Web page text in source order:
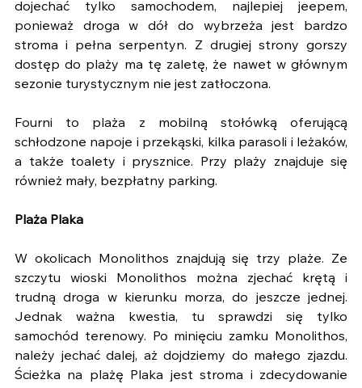
dojechać tylko samochodem, najlepiej jeepem,
ponieważ droga w dół do wybrzeża jest bardzo
stroma i pełna serpentyn. Z drugiej strony gorszy
dostęp do plaży ma tę zaletę, że nawet w głównym
sezonie turystycznym nie jest zatłoczona.
Fourni to plaża z mobilną stołówką oferującą
schłodzone napoje i przekąski, kilka parasoli i leżaków,
a także toalety i prysznice. Przy plaży znajduje się
również mały, bezpłatny parking.
Plaża Plaka
W okolicach Monolithos znajdują się trzy plaże. Ze
szczytu wioski Monolithos można zjechać krętą i
trudną droga w kierunku morza, do jeszcze jednej.
Jednak ważna kwestia, tu sprawdzi się tylko
samochód terenowy. Po minięciu zamku Monolithos,
należy jechać dalej, aż dojdziemy do małego zjazdu.
Ścieżka na plażę Plaka jest stroma i zdecydowanie